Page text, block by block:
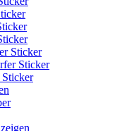
Sticker
Sticker
Sticker